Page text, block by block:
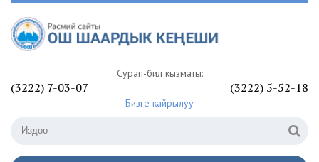
Сурап-билүү кызматы:
(3222) 7-03-07 (3222) 5-52-18
Бизге кайрылуу